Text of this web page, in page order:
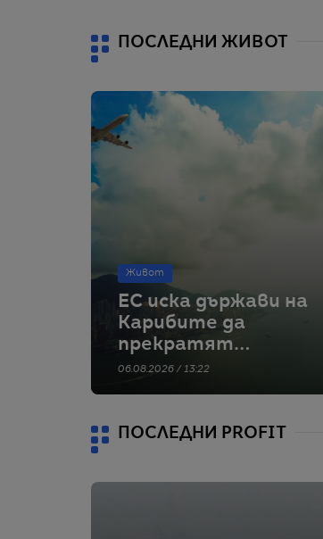
ПОСЛЕДНИ ЖИВОТ
Живот
ЕС иска държави на
Карибите да
прекратят
„Златните
06.08.2026 / 13:22
ПОСЛЕДНИ PROFIT